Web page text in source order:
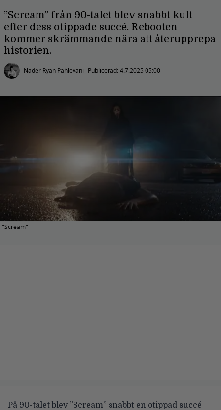
”Scream” från 90-talet blev snabbt kult
efter dess otippade succé. Rebooten
kommer skrämmande nära att återupprepa
historien.
Nader Ryan Pahlevani Publicerad:4.7.2025 05:00
"Scream"
På 90-talet blev ”Scream” snabbt en otippad succé